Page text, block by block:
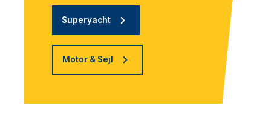
Superyacht
Motor & Sejl